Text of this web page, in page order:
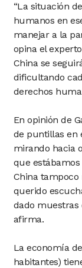
“La situación
humanos en
manejar a la
opina el
China se
dificultando
derechos
En opinión de
de puntillas en
mirando hacia
que estábamos
China tampoco
querido
dado muestras
afirma.
La economía
habitantes)